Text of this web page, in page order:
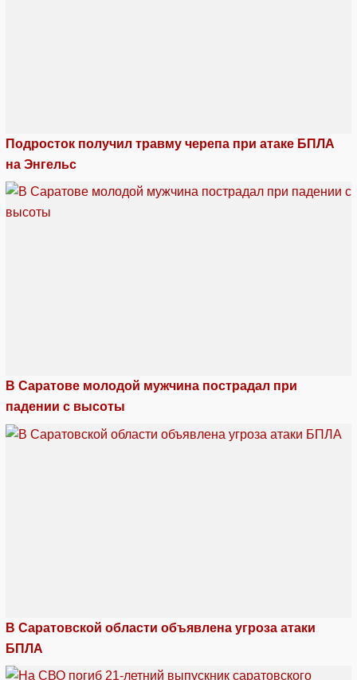
Подросток получил травму черепа при атаке БПЛА
на Энгельс
В Саратове молодой мужчина пострадал при
падении с высоты
В Саратовской области объявлена угроза атаки
БПЛА